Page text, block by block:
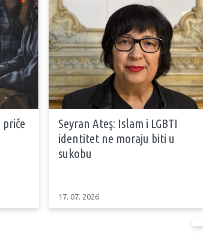
Seyran Ateş: Islam i LGBTI
identitet ne moraju biti u
sukobu
17. 07. 2026